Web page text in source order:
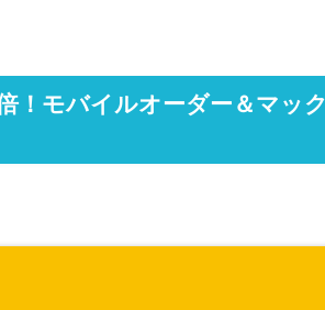
！モバイルオーダー＆マッ